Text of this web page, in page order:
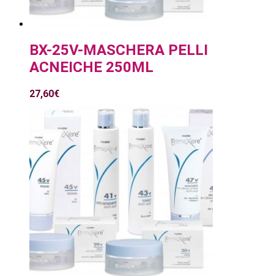
BX-25V-MASCHERA PELLI
ACNEICHE 250ML
27,60€